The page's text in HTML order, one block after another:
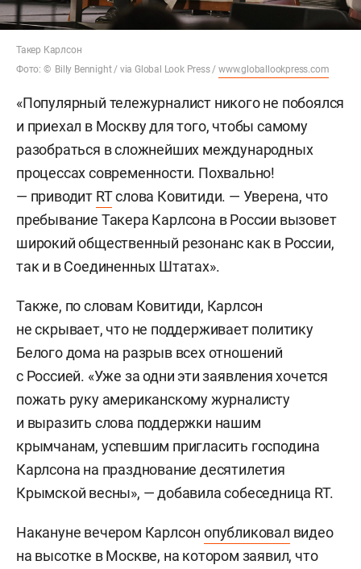
Такер Карлсон
Фото: © Billy Bennight / via Global Look Press /www.globallookpress.com
«Популярный тележурналист никого не побоялся
и приехал в Москву для того, чтобы самому
разобраться в сложнейших международных
процессах современности. Похвально!
— приводит RTслова Ковитиди. — Уверена, что
пребывание Такера Карлсона в России вызовет
широкий общественный резонанс как в России,
так и в Соединенных Штатах».
Также, по словам Ковитиди, Карлсон
не скрывает, что не поддерживает политику
Белого дома на разрыв всех отношений
с Россией. «Уже за одни эти заявления хочется
пожать руку американскому журналисту
и выразить слова поддержки нашим
крымчанам, успевшим пригласить господина
Карлсона на празднование десятилетия
Крымской весны», — добавила собеседница RT.
Накануне вечером Карлсонопубликовал видео
на высотке в Москве, на котором заявил, что